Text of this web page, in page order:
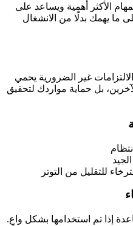
الأكثر أهمية ويساعد على
ما يهمك بدلًا من الانشغال
غير الضرورية يحمي
بل حماية مواردك لتحقيق
للتقليل من التوتر
إذا تم استخدامها بشكل واعٍ.